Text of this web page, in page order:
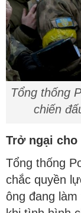
Tổng thống
chiến
Trở ngại cho
Tổng thống
chắc quyền
ông đang